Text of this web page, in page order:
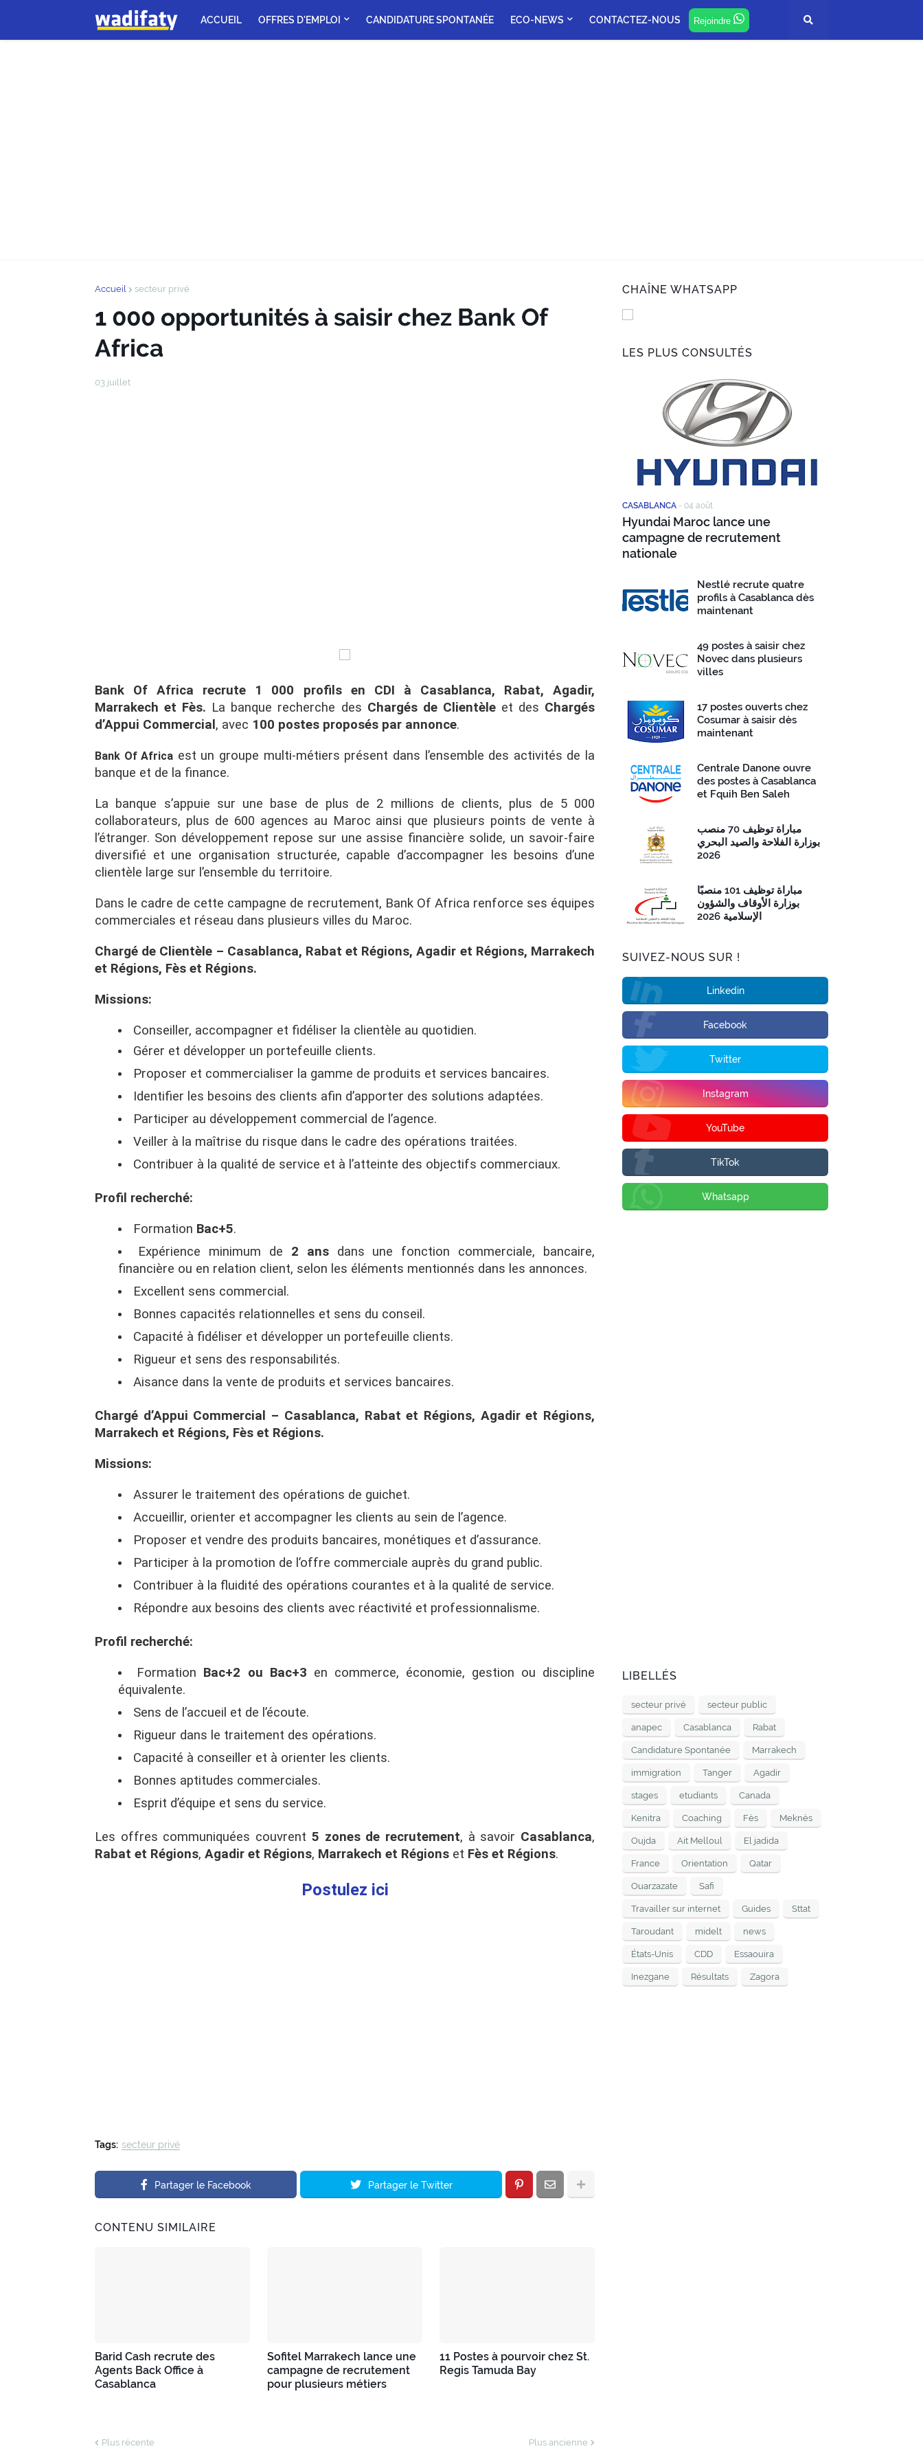
ACCUEIL OFFRES D'EMPLOI CANDIDATURE SPONTANÉE ECO-NEWS CONTACTEZ-NOUS Rejoindre
Accueil secteur privé
1 000 opportunités à saisir chez Bank Of
Africa
03 juillet
Bank Of Africa recrute 1 000 profils en CDI à Casablanca, Rabat, Agadir,
Marrakech et Fès. La banque recherche des Chargés de Clientèleet des Chargés
d’Appui Commercial , avec 100 postes proposés par annonce.
Bank Of Africa est un groupe multi-métiers présent dans l’ensemble des activités de la
banque et de la finance.
La banque s’appuie sur une base de plus de 2 millions de clients, plus de 5 000
collaborateurs, plus de 600 agences au Maroc ainsi que plusieurs points de vente à
l’étranger. Son développement repose sur une assise financière solide, un savoir-faire
diversifié et une organisation structurée, capable d’accompagner les besoins d’une
clientèle large sur l’ensemble du territoire.
Dans le cadre de cette campagne de recrutement, Bank Of Africa renforce ses équipes
commerciales et réseau dans plusieurs villes du Maroc.
Chargé de Clientèle – Casablanca, Rabat et Régions, Agadir et Régions, Marrakech
et Régions, Fès et Régions.
Missions:
Conseiller, accompagner et fidéliser la clientèle au quotidien.
Gérer et développer un portefeuille clients.
Proposer et commercialiser la gamme de produits et services bancaires.
Identifier les besoins des clients afin d’apporter des solutions adaptées.
Participer au développement commercial de l’agence.
Veiller à la maîtrise du risque dans le cadre des opérations traitées.
Contribuer à la qualité de service et à l’atteinte des objectifs commerciaux.
Profil recherché:
Formation Bac+5.
Expérience minimum de 2 ansdans une fonction commerciale, bancaire,
financière ou en relation client, selon les éléments mentionnés dans les annonces.
Excellent sens commercial.
Bonnes capacités relationnelles et sens du conseil.
Capacité à fidéliser et développer un portefeuille clients.
Rigueur et sens des responsabilités.
Aisance dans la vente de produits et services bancaires.
Chargé d’Appui Commercial – Casablanca, Rabat et Régions, Agadir et Régions,
Marrakech et Régions, Fès et Régions.
Missions:
Assurer le traitement des opérations de guichet.
Accueillir, orienter et accompagner les clients au sein de l’agence.
Proposer et vendre des produits bancaires, monétiques et d’assurance.
Participer à la promotion de l’offre commerciale auprès du grand public.
Contribuer à la fluidité des opérations courantes et à la qualité de service.
Répondre aux besoins des clients avec réactivité et professionnalisme.
Profil recherché:
Formation Bac+2 ou Bac+3 en commerce, économie, gestion ou discipline
équivalente.
Sens de l’accueil et de l’écoute.
Rigueur dans le traitement des opérations.
Capacité à conseiller et à orienter les clients.
Bonnes aptitudes commerciales.
Esprit d’équipe et sens du service.
Les offres communiquées couvrent 5 zones de recrutement, à savoir Casablanca,
Rabat et Régions, Agadir et Régions, Marrakech et Régions et Fès et Régions.
Postulez ici
Tags: secteur privé
Partager le Facebook Partager le Twitter
CONTENU SIMILAIRE
Barid Cash recrute des
Agents Back Office à
Casablanca
Sofitel Marrakech lance une
campagne de recrutement
pour plusieurs métiers
11 Postes à pourvoir chez St.
Regis Tamuda Bay
Plus récente Plus ancienne
CHAÎNE WHATSAPP
LES PLUS CONSULTÉS
CASABLANCA - 04 août
Hyundai Maroc lance une
campagne de recrutement
nationale
Nestlé recrute quatre
profils à Casablanca dès
maintenant
49 postes à saisir chez
Novec dans plusieurs
villes
17 postes ouverts chez
Cosumar à saisir dès
maintenant
Centrale Danone ouvre
des postes à Casablanca
et Fquih Ben Saleh
مباراة توظيف 70 منصب
بوزارة الفلاحة والصيد البحري
2026
مباراة توظيف 101 منصبًا
بوزارة الأوقاف والشؤون
الإسلامية 2026
SUIVEZ-NOUS SUR !
Linkedin
Facebook
Twitter
Instagram
YouTube
TikTok
Whatsapp
LIBELLÉS
secteur privé secteur public
anapec Casablanca Rabat
Candidature Spontanée Marrakech
immigration Tanger Agadir
stages etudiants Canada
Kenitra Coaching Fès Meknès
Oujda Ait Melloul El jadida
France Orientation Qatar
Ouarzazate Safi
Travailler sur internet Guides Sttat
Taroudant midelt news
États-Unis CDD Essaouira
Inezgane Résultats Zagora